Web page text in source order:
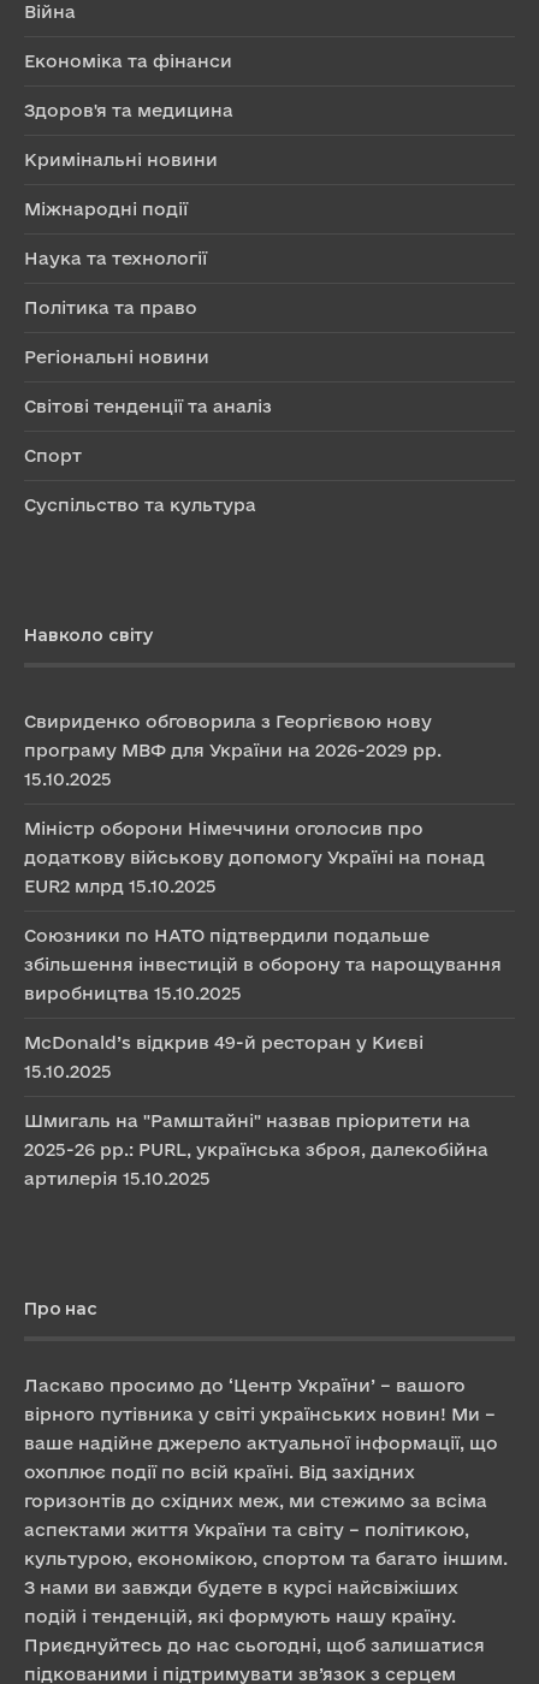
Війна
Економіка та фінанси
Здоров'я та медицина
Кримінальні новини
Міжнародні події
Наука та технології
Політика та право
Регіональні новини
Світові тенденції та аналіз
Спорт
Суспільство та культура
Навколо світу
Свириденко обговорила з Георгієвою нову
програму МВФ для України на 2026-2029 рр.
15.10.2025
Міністр оборони Німеччини оголосив про
додаткову військову допомогу Україні на понад
EUR2 млрд 15.10.2025
Союзники по НАТО підтвердили подальше
збільшення інвестицій в оборону та нарощування
виробництва 15.10.2025
McDonald’s відкрив 49-й ресторан у Києві
15.10.2025
Шмигаль на "Рамштайні" назвав пріоритети на
2025-26 рр.: PURL, українська зброя, далекобійна
артилерія 15.10.2025
Про нас
Ласкаво просимо до ‘Центр України’ – вашого
вірного путівника у світі українських новин! Ми –
ваше надійне джерело актуальної інформації, що
охоплює події по всій країні. Від західних
горизонтів до східних меж, ми стежимо за всіма
аспектами життя України та світу – політикою,
культурою, економікою, спортом та багато іншим.
З нами ви завжди будете в курсі найсвіжіших
подій і тенденцій, які формують нашу країну.
Приєднуйтесь до нас сьогодні, щоб залишатися
підкованими і підтримувати зв’язок з серцем